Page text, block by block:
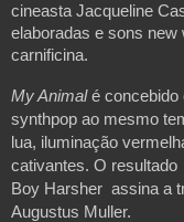
cineasta Jacqueline
elaboradas e sons
carnificina.
My Animalé concebido
synthpop ao mesmo
lua, iluminação
cativantes. O
Boy Harsher assina a
Augustus Muller.